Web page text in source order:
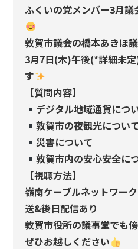
ふくいの党メンバー3月
敦賀市議会の橋本あきほ議
3月7日(木)午後(*詳細未
す
【質問内容】
デジタル地域通貨につ
敦賀市の夜観光につい
災害について
敦賀市内の安心安全に
【視聴方法】
嶺南ケーブルネットワー
送&後日配信あり
敦賀市役所の議事堂でも傍
ぜひお越しください